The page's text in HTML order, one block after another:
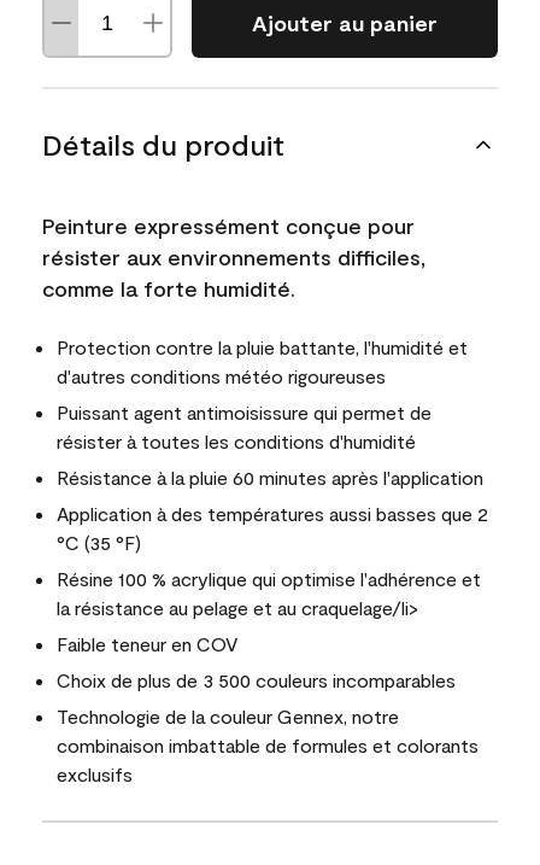
Ajouter au panier
Détails du produit
Peinture expressément conçue pour
résister aux environnements difficiles,
comme la forte humidité.
Protection contre la pluie battante, l'humidité et
d'autres conditions météo rigoureuses
Puissant agent antimoisissure qui permet de
résister à toutes les conditions d'humidité
Résistance à la pluie 60 minutes après l'application
Application à des températures aussi basses que 2
°C (35 °F)
Résine 100 % acrylique qui optimise l'adhérence et
la résistance au pelage et au craquelage/li>
Faible teneur en COV
Choix de plus de 3 500 couleurs incomparables
Technologie de la couleur Gennex, notre
combinaison imbattable de formules et colorants
exclusifs